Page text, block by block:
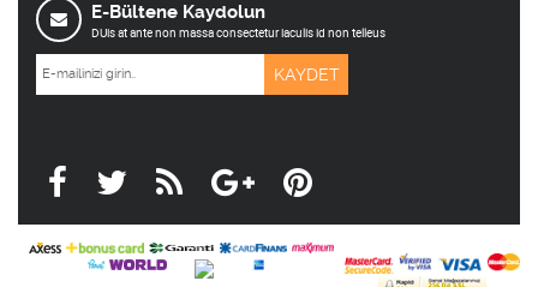
E-Bültene Kaydolun
DUis at ante non massa consectetur iaculis id non telleus